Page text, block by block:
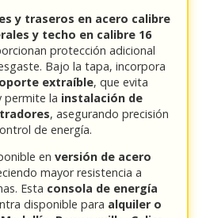
y traseros en acero calibre
y techo en calibre 16
protección adicional
Bajo la tapa, incorpora
extraíble, que evita
permite la instalación de
, asegurando precisión
de energía.
en versión de acero
mayor resistencia a
Esta consola de energía
disponible para alquiler o